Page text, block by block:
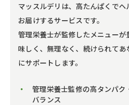
マッスルデリは、高たんぱくで
お届けするサービスです。
管理栄養士が監修したメニュー
味しく、無理なく、続けられて
にサポートします。
管理栄養士監修の高タンパ
バランス